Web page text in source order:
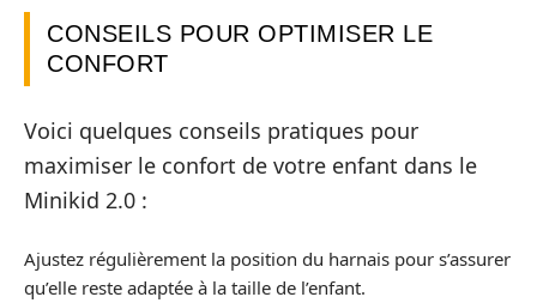
CONSEILS POUR OPTIMISER LE
CONFORT
Voici quelques conseils pratiques pour
maximiser le confort de votre enfant dans le
Minikid 2.0 :
Ajustez régulièrement la position du harnais pour s’assurer
qu’elle reste adaptée à la taille de l’enfant.